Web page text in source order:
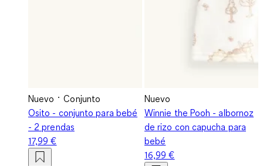
Nuevo
Conjunto
Osito - conjunto para bebé
- 2 prendas
17,99 €
Nuevo
Winnie the Pooh - albornoz
de rizo con capucha para
bebé
16,99 €